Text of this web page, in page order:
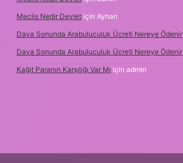
Meclis Nedir Devlet için Ayhan
Dava Sonunda Arabuluculuk Ücreti Nereye Ödenir
Dava Sonunda Arabuluculuk Ücreti Nereye Ödenir
Kağıt Paranın Karşılığı Var Mı için admin